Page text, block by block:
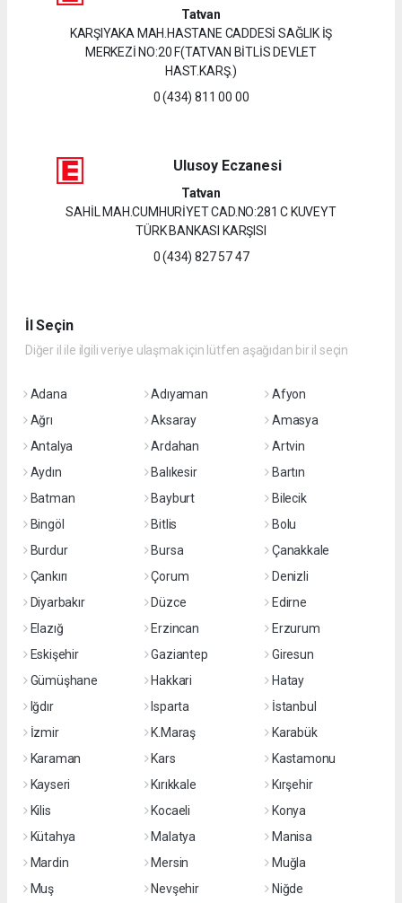
Tatvan
KARŞIYAKA MAH.HASTANE CADDESİ SAĞLIK İŞ
MERKEZİ NO:20 F(TATVAN BİTLİS DEVLET
HAST.KARŞ.)
0 (434) 811 00 00
Ulusoy Eczanesi
Tatvan
SAHİL MAH.CUMHURİYET CAD.NO:281 C KUVEYT
TÜRK BANKASI KARŞISI
0 (434) 827 57 47
İl Seçin
Diğer il ile ilgili veriye ulaşmak için lütfen aşağıdan bir il seçin
Adana Adıyaman
Afyon
Ağrı
Aksaray
Amasya
Antalya
Ardahan
Artvin
Aydın
Balıkesir
Bartın
Batman
Bayburt
Bilecik
Bingöl
Bitlis
Bolu
Burdur
Bursa
Çanakkale
Çankırı
Çorum
Denizli
Diyarbakır
Düzce
Edirne
Elazığ
Erzincan
Erzurum
Eskişehir
Gaziantep
Giresun
Gümüşhane
Hakkari
Hatay
Iğdır
Isparta
İstanbul
İzmir
K.Maraş
Karabük
Karaman
Kars
Kastamonu
Kayseri
Kırıkkale
Kırşehir
Kilis
Kocaeli
Konya
Kütahya
Malatya
Manisa
Mardin
Mersin
Muğla
Muş
Nevşehir Niğde